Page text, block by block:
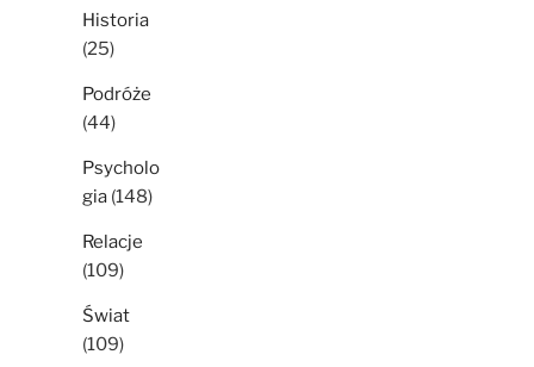
Historia
(25)
Podróże
(44)
Psycholo
gia (148)
Relacje
(109)
Świat
(109)